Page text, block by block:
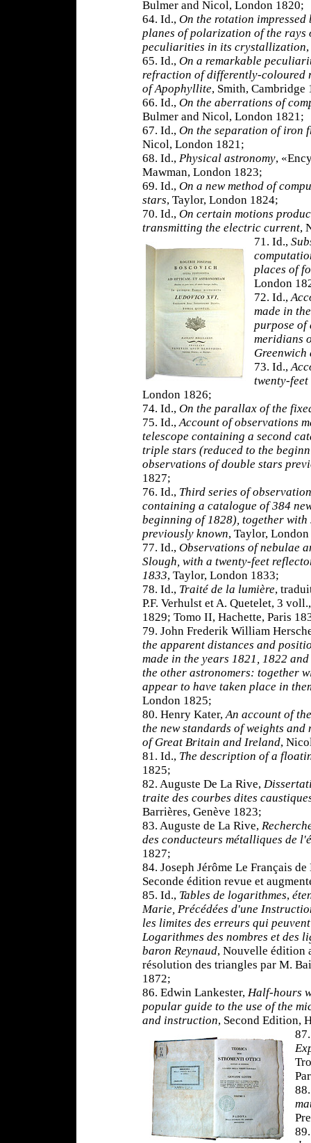
Bulmer and Nicol, London 1820;
64. Id., On the rotation
planes of polarization of the
peculiarities in its crystallization
65. Id., On a remarkable
refraction of differently-coloured
of Apophyllite, Smith, Cambridge
66. Id., On the aberrations of
Bulmer and Nicol, London 1821;
67. Id., On the separation of iron
Nicol, London 1821;
68. Id., Physical astronomy,
Mawman, London 1823;
69. Id., On a new method of
stars, Taylor, London 1824;
70. Id., On certain motions
transmitting the electric current,
71. Id.,
places of
London
72. Id.,
made in
purpose of
meridians
Greenwich
73. Id.,
twenty-
London 1826;
74. Id., On the parallax of the
75. Id.,Account of observations
telescope containing a second
triple stars (reduced to the
observations of double stars
1827;
76. Id., Third series of
containing a catalogue of 384
beginning of 1828), together
previously known, Taylor,
77. Id., Observations of nebulae
Slough, with a twenty-feet
1833, Taylor, London 1833;
78. Id., Traité de la lumière,
P.F. Verhulst et A. Quetelet, 3
1829; Tomo II, Hachette, Paris
79. John Frederik William
the apparent distances and
made in the years 1821, 1822
the other astronomers: together
appear to have taken place in
London 1825;
80. Henry Kater,An account of
the new standards of weights
of Great Britain and Ireland,
81. Id., The description of a
1825;
82. Auguste De La Rive,
traite des courbes dites
Barrières, Genève 1823;
83. Auguste de La Rive,
des conducteurs métalliques de
1827;
84. Joseph Jérôme Le Français
Seconde édition revue et
85. Id., Tables de logarithmes,
Marie, Précédées d'une
les limites des erreurs qui
Logarithmes des nombres et des
baron Reynaud, Nouvelle édition
résolution des triangles par M.
1872;
86. Edwin Lankester, Half-hours
popular guide to the use of the
and instruction, Second Edition,